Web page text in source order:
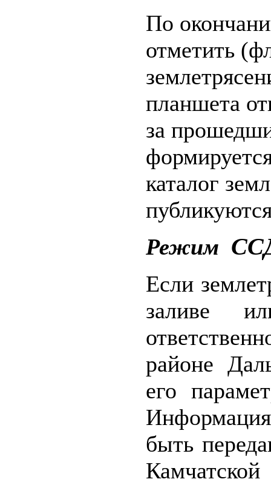
По
отметить
планшета
за
каталог
Режим
Если
заливе
районе
его
быть